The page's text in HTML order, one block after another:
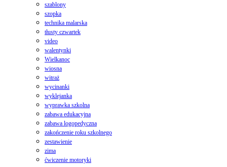
szablony
szopka
technika malarska
tłusty czwartek
video
walentynki
Wielkanoc
wiosna
witraż
wycinanki
wyklejanka
wyprawka szkolna
zabawa edukacyjna
zabawa logopedyczna
zakończenie roku szkolnego
zestawienie
zima
ćwiczenie motoryki